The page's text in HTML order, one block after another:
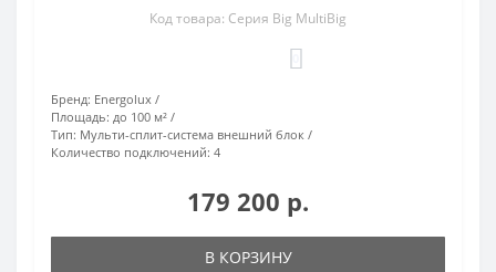
Код товара: Серия Big MultiBig
Бренд: Energolux
Площадь: до 100 м²
Тип: Мульти-сплит-система внешний блок
Количество подключений: 4
179 200 р.
В КОРЗИНУ